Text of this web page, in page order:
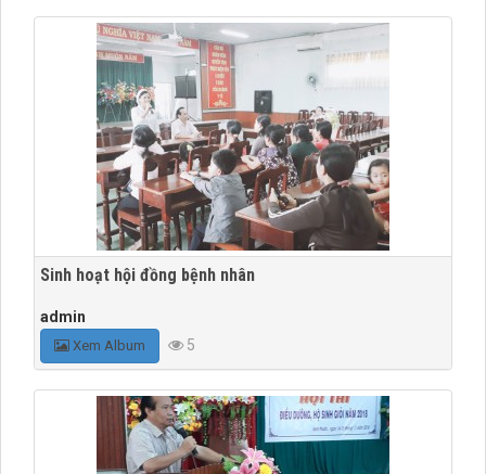
Sinh hoạt hội đồng bệnh nhân
admin
Xem Album 5